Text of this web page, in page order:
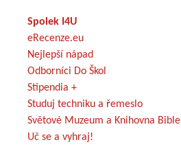
Spolek I4U
eRecenze.eu
Nejlepší nápad
Odborníci Do Škol
Stipendia +
Studuj techniku a řemeslo
Světové Muzeum a Knihovna Bible
Uč se a vyhraj!